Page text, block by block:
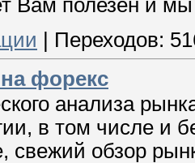
Вам полезен и мы
Переходов:
на форекс
анализа
в том числе и
свежий обзор